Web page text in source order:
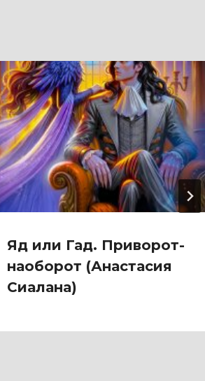
Яд или Гад. Приворот-
наоборот (Анастасия
Сиалана)